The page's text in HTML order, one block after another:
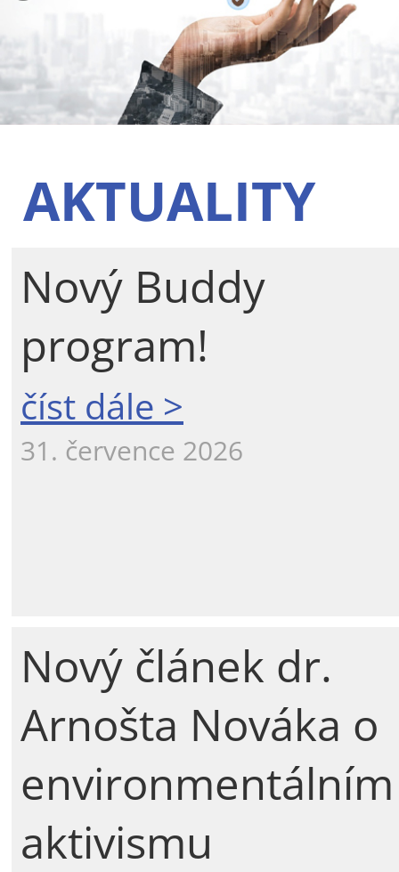
AKTUALITY
Nový Buddy
program!
číst dále >
31. července 2026
Nový článek dr.
Arnošta Nováka o
environmentálním
aktivismu